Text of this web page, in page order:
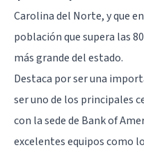
Carolina del Norte, y que
población que supera las
más grande del estado.
Destaca por ser una
ser uno de los principales
con la sede de Bank of
excelentes equipos como